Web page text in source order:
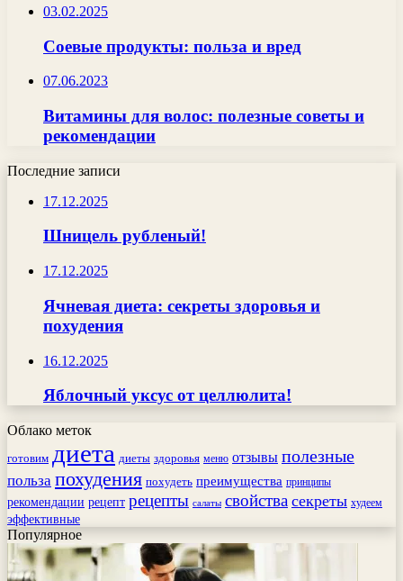
03.02.2025
Соевые продукты: польза и вред
07.06.2023
Витамины для волос: полезные советы и
рекомендации
Последние записи
17.12.2025
Шницель рубленый!
17.12.2025
Ячневая диета: секреты здоровья и
похудения
16.12.2025
Яблочный уксус от целлюлита!
Облако меток
готовим диета диеты здоровья меню отзывы полезные
польза похудения похудеть преимущества принципы
рекомендации рецепт рецепты салаты свойства секреты худеем
эффективные
Популярное